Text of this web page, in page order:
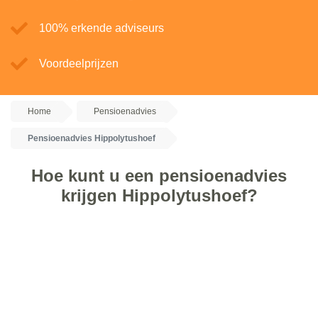
100% erkende adviseurs
Voordeelprijzen
Home Pensioenadvies
Pensioenadvies Hippolytushoef
Hoe kunt u een pensioenadvies
krijgen Hippolytushoef?